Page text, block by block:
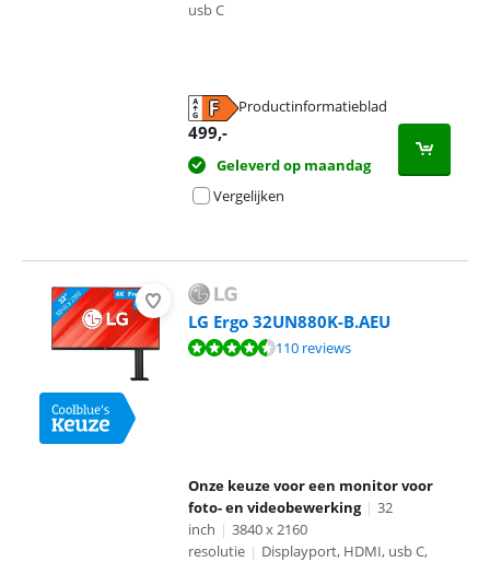
usb C
Productinformatieblad
499,-
Geleverd op maandag
Vergelijken
LG Ergo 32UN880K-B.AEU
Beoordeling is 9,1 van de 10, gebaseerd op 110 reviews.
110 reviews
Onze keuze voor een monitor voor
foto- en videobewerking | 32
inch | 3840 x 2160
resolutie | Displayport, HDMI, usb C,